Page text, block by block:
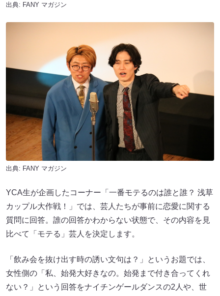
出典: FANY マガジン
出典: FANY マガジン
YCA生が企画したコーナー「一番モテるのは誰と誰？ 浅草
カップル大作戦！」では、芸人たちが事前に恋愛に関する
質問に回答。誰の回答かわからない状態で、その内容を見
比べて「モテる」芸人を決定します。
「飲み会を抜け出す時の誘い文句は？」というお題では、
女性側の「私、始発大好きなの。始発まで付き合ってくれ
ない？」という回答をナイチンゲールダンスの2人や、世